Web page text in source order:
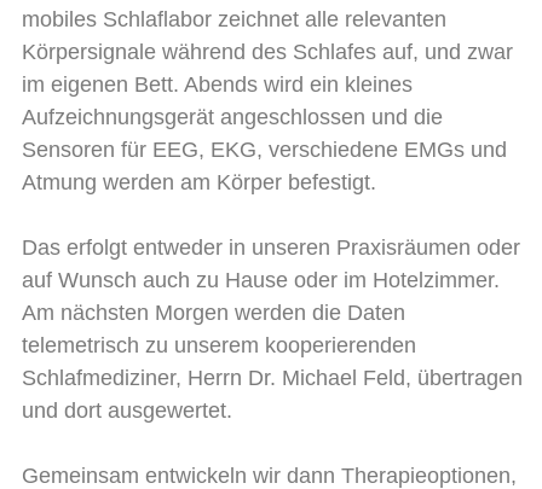
mobiles Schlaflabor zeichnet alle relevanten
Körpersignale während des Schlafes auf, und zwar
im eigenen Bett. Abends wird ein kleines
Aufzeichnungsgerät angeschlossen und die
Sensoren für EEG, EKG, verschiedene EMGs und
Atmung werden am Körper befestigt.
Das erfolgt entweder in unseren Praxisräumen oder
auf Wunsch auch zu Hause oder im Hotelzimmer.
Am nächsten Morgen werden die Daten
telemetrisch zu unserem kooperierenden
Schlafmediziner, Herrn Dr. Michael Feld, übertragen
und dort ausgewertet.
Gemeinsam entwickeln wir dann Therapieoptionen,